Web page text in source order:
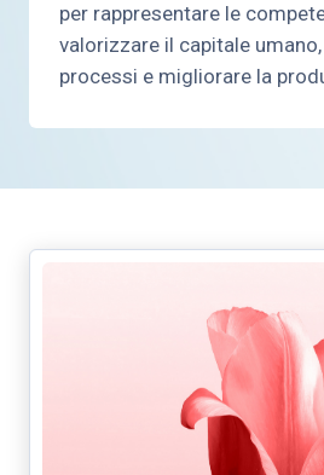
per rappresentare le
valorizzare il capitale
processi e migliorare la